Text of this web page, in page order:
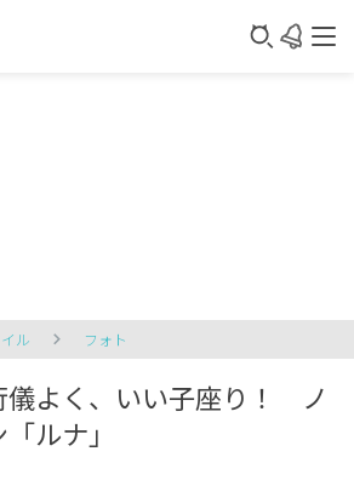
ル フォト
儀よく、いい子座り！ ノ
ルナ」